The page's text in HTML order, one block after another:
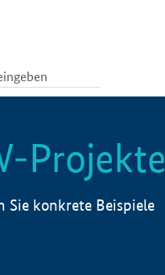
Projekte
Sie konkrete Beispiele